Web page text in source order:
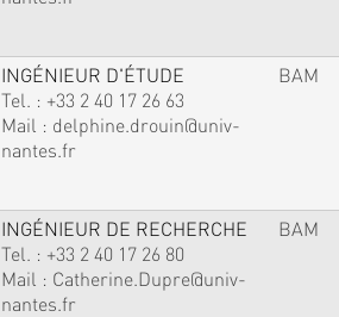
INGÉNIEUR D'ÉTUDE
Tel. : +33 2 40 17 26 63
Mail : delphine.drouin@univ-
nantes.fr
BAM
INGÉNIEUR DE RECHERCHE
Tel. : +33 2 40 17 26 80
Mail : Catherine.Dupre@univ-
nantes.fr
BAM